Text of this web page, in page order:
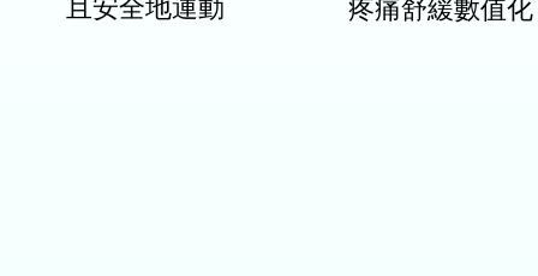
​且安全地運動
疼痛舒緩數值化